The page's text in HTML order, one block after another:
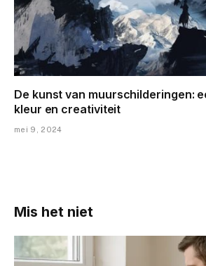
De kunst van muurschilderingen:
kleur en creativiteit
mei 9, 2024
Mis het niet